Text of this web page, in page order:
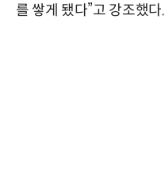
를 쌓게 됐다”고 강조했다.